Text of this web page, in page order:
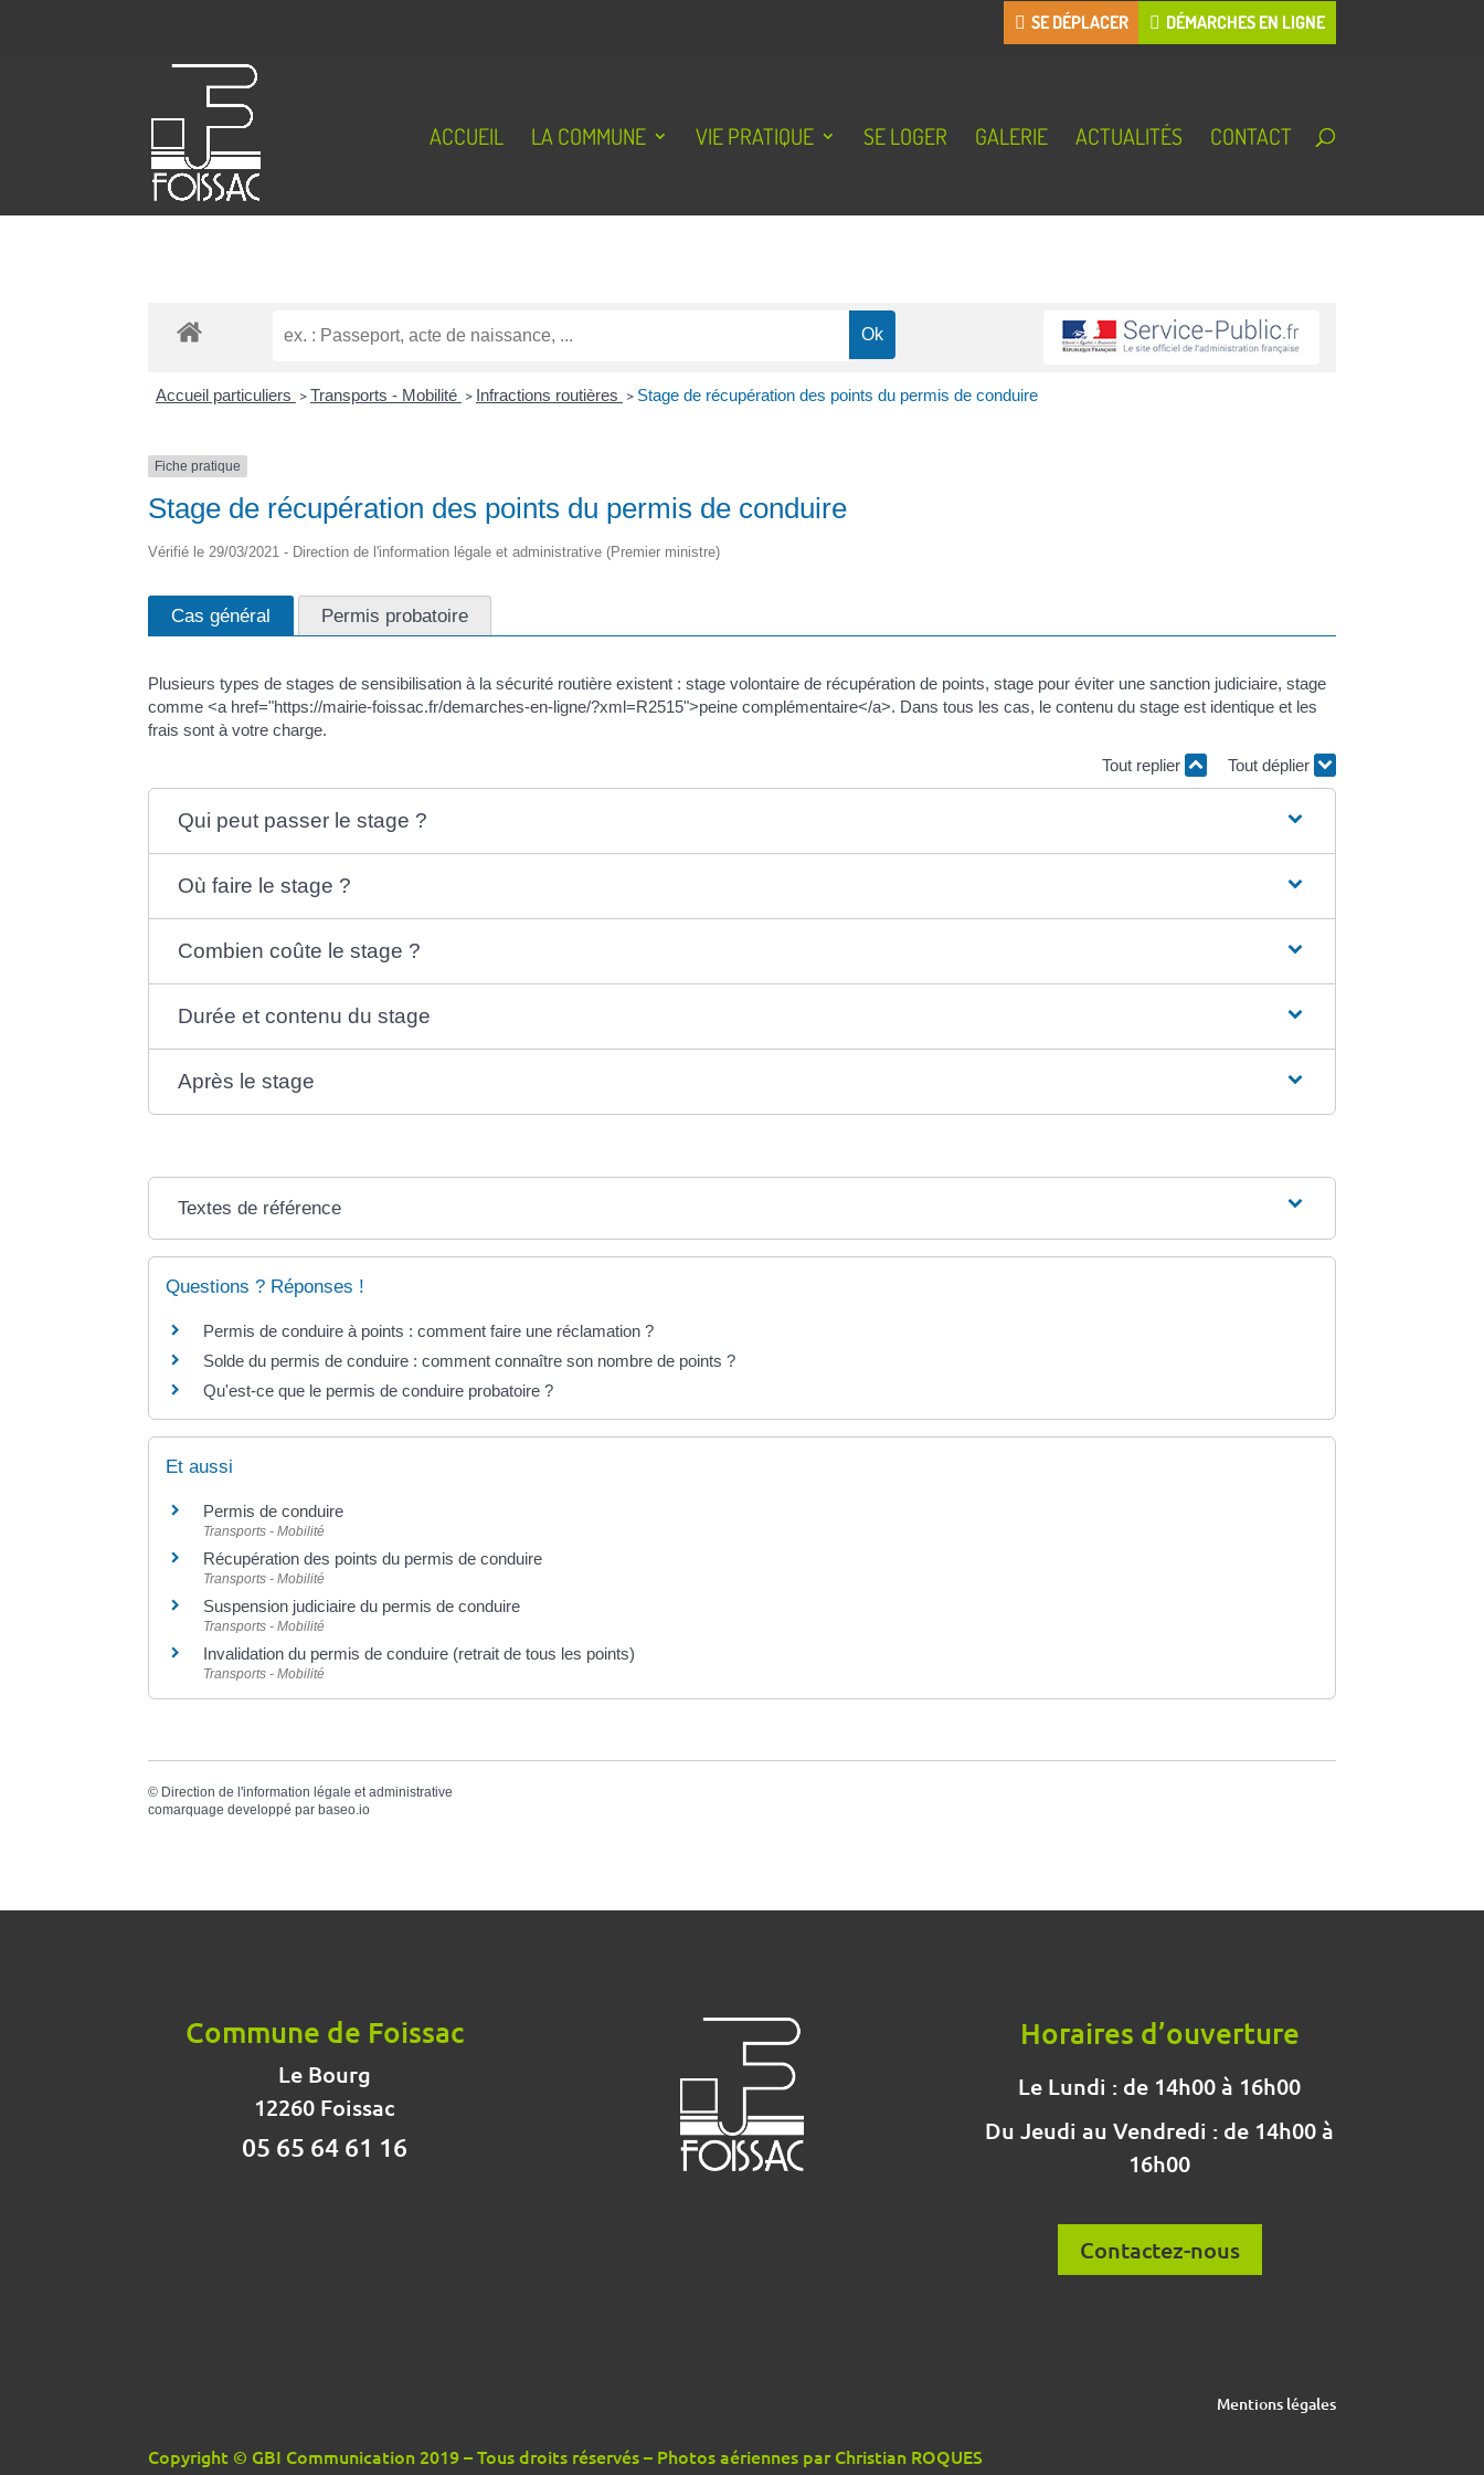
SE DÉPLACER DÉMARCHES EN LIGNE
ACCUEIL LA COMMUNE VIE PRATIQUE SE LOGER GALERIE ACTUALITÉS CONTACT
Accueil particuliers >Transports - Mobilité > Infractions routières > Stage de récupération des points du permis de conduire
Fiche pratique
Stage de récupération des points du permis de conduire
Vérifié le 29/03/2021 - Direction de l'information légale et administrative (Premier ministre)
Cas général Permis probatoire
Plusieurs types de stages de sensibilisation à la sécurité routière existent : stage volontaire de récupération de points, stage pour éviter une sanction judiciaire, stage
comme <a href="https://mairie-foissac.fr/demarches-en-ligne/?xml=R2515">peine complémentaire</a>. Dans tous les cas, le contenu du stage est identique et les
frais sont à votre charge.
Tout replier
Tout déplier
Qui peut passer le stage ?
Où faire le stage ?
Combien coûte le stage ?
Durée et contenu du stage
Après le stage
Textes de référence
Questions ? Réponses !
Permis de conduire à points : comment faire une réclamation ?
Solde du permis de conduire : comment connaître son nombre de points ?
Qu'est-ce que le permis de conduire probatoire ?
Et aussi
Permis de conduire
Transports - Mobilité
Récupération des points du permis de conduire
Transports - Mobilité
Suspension judiciaire du permis de conduire
Transports - Mobilité
Invalidation du permis de conduire (retrait de tous les points)
Transports - Mobilité
© Direction de l'information légale et administrative
comarquage developpé parbaseo.io
Commune de Foissac
Le Bourg
12260 Foissac
05 65 64 61 16
Horaires d’ouverture
Le Lundi : de 14h00 à 16h00
Du Jeudi au Vendredi : de 14h00 à
16h00
Contactez-nous
Mentions légales
Copyright © GBI Communication 2019 – Tous droits réservés – Photos aériennes par Christian ROQUES